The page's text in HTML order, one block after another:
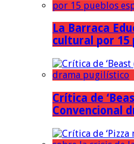
La Barraca
cultural por 15
Crítica de
Convencional